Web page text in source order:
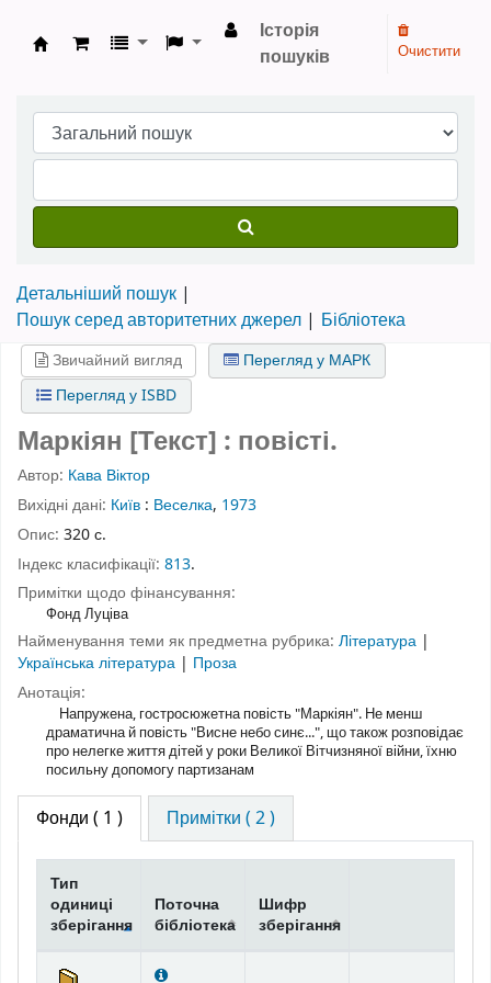
Бібліотека НТШ › Електронний каталог
Історія
пошуків
Очистити
Детальніший пошук
Пошук серед авторитетних джерел
Бібліотека
Звичайний вигляд
Перегляд у МАРК
Перегляд у ISBD
Маркіян [Текст] : повісті.
Автор: Кава Віктор
Вихідні дані: Київ : Веселка, 1973
Опис: 320 с.
Індекс класифікації: 813.
Примітки щодо фінансування:
Фонд Луціва
Найменування теми як предметна рубрика: Література |
Українська література | Проза
Анотація:
Напружена, гостросюжетна повість "Маркіян". Не менш
драматична й повість "Висне небо синє...", що також розповідає
про нелегке життя дітей у роки Великої Вітчизняної війни, їхню
посильну допомогу партизанам
Фонди ( 1 ) Примітки ( 2 )
Фонди
Тип
одиниці
зберігання
Поточна
бібліотека
Шифр
зберігання